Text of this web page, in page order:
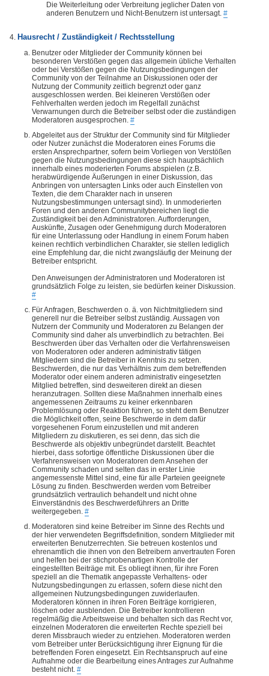
Die Weiterleitung oder Verbreitung jeglicher Daten von
anderen Benutzern und Nicht-Benutzern ist untersagt. #
Hausrecht / Zuständigkeit / Rechtsstellung
Benutzer oder Mitglieder der Community können bei
besonderen Verstößen gegen das allgemein übliche Verhalten
oder bei Verstößen gegen die Nutzungsbedingungen der
Community von der Teilnahme an Diskussionen oder der
Nutzung der Community zeitlich begrenzt oder ganz
ausgeschlossen werden. Bei kleineren Verstößen oder
Fehlverhalten werden jedoch im Regelfall zunächst
Verwarnungen durch die Betreiber selbst oder die zuständigen
Moderatoren ausgesprochen. #
Abgeleitet aus der Struktur der Community sind für Mitglieder
oder Nutzer zunächst die Moderatoren eines Forums die
ersten Ansprechpartner, sofern beim Vorliegen von Verstößen
gegen die Nutzungsbedingungen diese sich hauptsächlich
innerhalb eines moderierten Forums abspielen (z.B.
herabwürdigende Äußerungen in einer Diskussion, das
Anbringen von untersagten Links oder auch Einstellen von
Texten, die dem Charakter nach in unseren
Nutzungsbestimmungen untersagt sind). In unmoderierten
Foren und den anderen Communitybereichen liegt die
Zuständigkeit bei den Administratoren. Aufforderungen,
Auskünfte, Zusagen oder Genehmigung durch Moderatoren
für eine Unterlassung oder Handlung in einem Forum haben
keinen rechtlich verbindlichen Charakter, sie stellen lediglich
eine Empfehlung dar, die nicht zwangsläufig der Meinung der
Betreiber entspricht.
Den Anweisungen der Administratoren und Moderatoren ist
grundsätzlich Folge zu leisten, sie bedürfen keiner Diskussion.
#
Für Anfragen, Beschwerden o. ä. von Nichtmitgliedern sind
generell nur die Betreiber selbst zuständig. Aussagen von
Nutzern der Community und Moderatoren zu Belangen der
Community sind daher als unverbindlich zu betrachten. Bei
Beschwerden über das Verhalten oder die Verfahrensweisen
von Moderatoren oder anderen administrativ tätigen
Mitgliedern sind die Betreiber in Kenntnis zu setzen.
Beschwerden, die nur das Verhältnis zum dem betreffenden
Moderator oder einem anderen administrativ eingesetzten
Mitglied betreffen, sind desweiteren direkt an diesen
heranzutragen. Sollten diese Maßnahmen innerhalb eines
angemessenen Zeitraums zu keiner erkennbaren
Problemlösung oder Reaktion führen, so steht dem Benutzer
die Möglichkeit offen, seine Beschwerde in dem dafür
vorgesehenen Forum einzustellen und mit anderen
Mitgliedern zu diskutieren, es sei denn, das sich die
Beschwerde als objektiv unbegründet darstellt. Beachtet
hierbei, dass sofortige öffentliche Diskussionen über die
Verfahrensweisen von Moderatoren dem Ansehen der
Community schaden und selten das in erster Linie
angemessenste Mittel sind, eine für alle Parteien geeignete
Lösung zu finden. Beschwerden werden vom Betreiber
grundsätzlich vertraulich behandelt und nicht ohne
Einverständnis des Beschwerdeführers an Dritte
weitergegeben. #
Moderatoren sind keine Betreiber im Sinne des Rechts und
der hier verwendeten Begriffsdefinition, sondern Mitglieder mit
erweiterten Benutzerrechten. Sie betreuen kostenlos und
ehrenamtlich die ihnen von den Betreibern anvertrauten Foren
und helfen bei der stichprobenartigen Kontrolle der
eingestellten Beiträge mit. Es obliegt ihnen, für ihre Foren
speziell an die Thematik angepasste Verhaltens- oder
Nutzungsbedingungen zu erlassen, sofern diese nicht den
allgemeinen Nutzungsbedingungen zuwiderlaufen.
Moderatoren können in ihren Foren Beiträge korrigieren,
löschen oder ausblenden. Die Betreiber kontrollieren
regelmäßig die Arbeitsweise und behalten sich das Recht vor,
einzelnen Moderatoren die erweiterten Rechte speziell bei
deren Missbrauch wieder zu entziehen. Moderatoren werden
vom Betreiber unter Berücksichtigung ihrer Eignung für die
betreffenden Foren eingesetzt. Ein Rechtsanspruch auf eine
Aufnahme oder die Bearbeitung eines Antrages zur Aufnahme
besteht nicht. #